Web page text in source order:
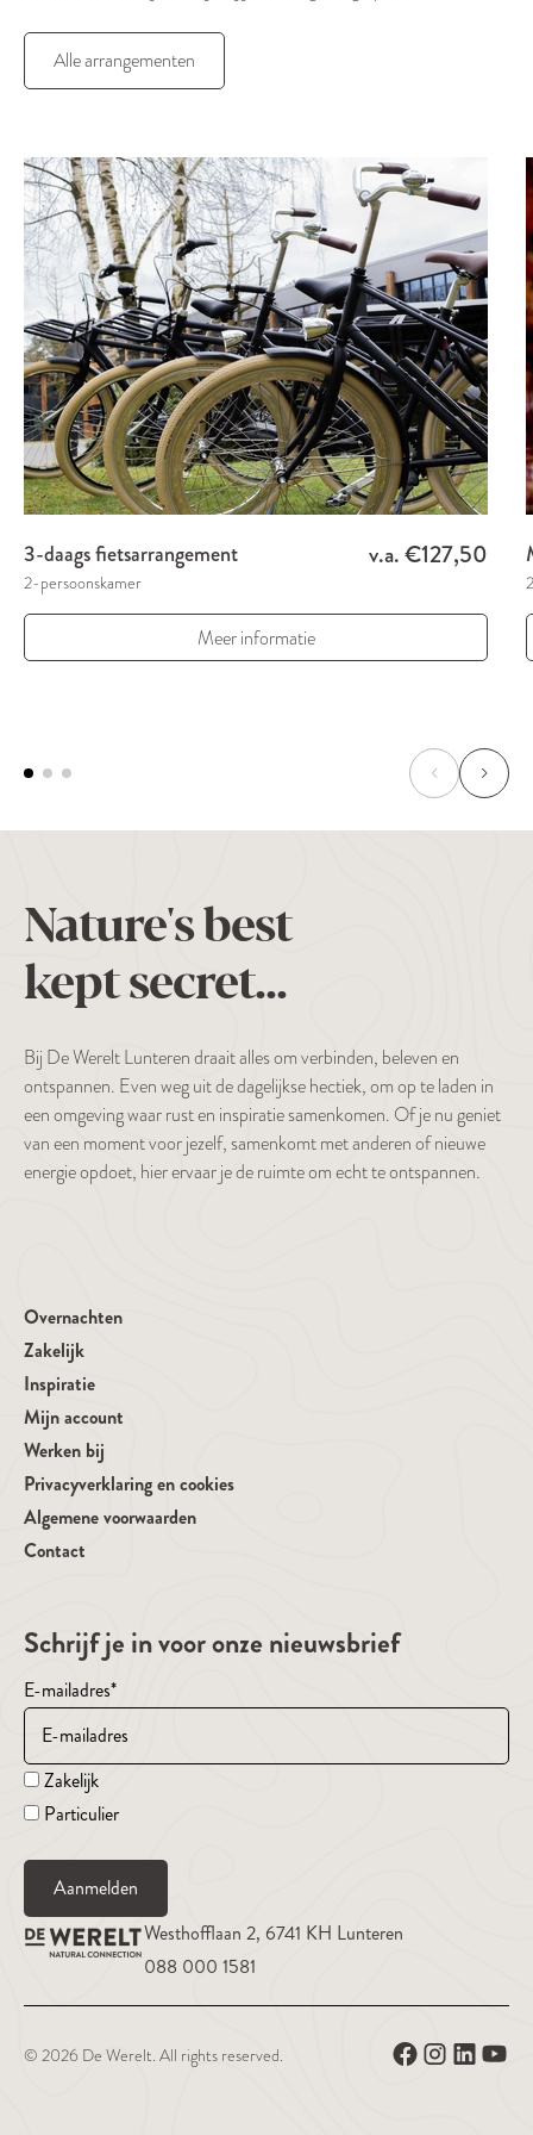
betaling af te ronden.
Alle arrangementen
3-daags fietsarrangement
2-persoonskamer
v.a. €127,50
Meer informatie
Nature's best
kept secret...
Bij De Werelt Lunteren draait alles om verbinden, beleven en
ontspannen. Even weg uit de dagelijkse hectiek, om op te laden in
een omgeving waar rust en inspiratie samenkomen. Of je nu geniet
van een moment voor jezelf, samenkomt met anderen of nieuwe
energie opdoet, hier ervaar je de ruimte om echt te ontspannen.
Overnachten
Zakelijk
Inspiratie
Mijn account
Werken bij
Privacyverklaring en cookies
Algemene voorwaarden
Contact
Schrijf je in voor onze nieuwsbrief
E-mailadres*
Zakelijk
Particulier
Aanmelden
Westhofflaan 2, 6741 KH Lunteren
088 000 1581
© 2026 De Werelt. All rights reserved.